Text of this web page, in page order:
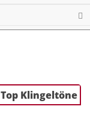
Top Klingeltöne